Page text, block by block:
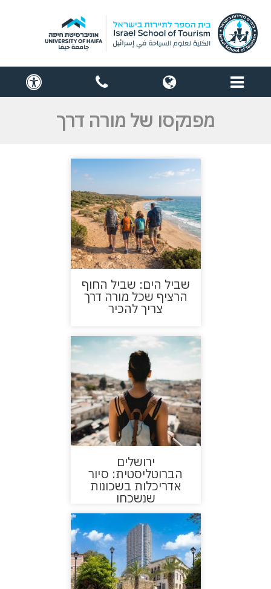
תפריט globe
contact
us
מפנקסו של מורה דרך
שביל הים: שביל החוף
הרציף שכל מורה דרך
צריך להכיר
ירושלים
הברוטליסטית: סיור
אדריכלות בשכונות
שנשכחו